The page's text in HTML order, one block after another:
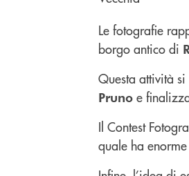
Le fotografie
borgo antico di
Questa attività
Pruno e
Il Contest
quale ha